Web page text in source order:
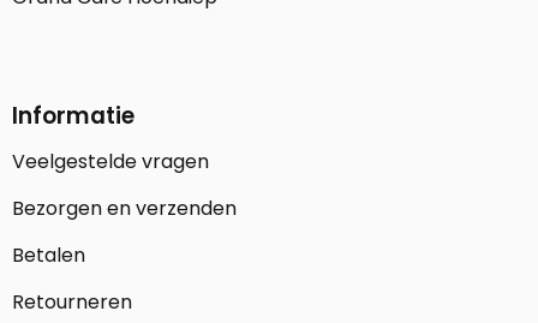
Informatie
Veelgestelde vragen
Bezorgen en verzenden
Betalen
Retourneren